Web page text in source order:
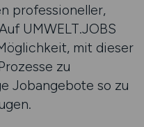
professioneller,
UMWELT.JOBS
mit dieser
zu
Jobangebote so zu